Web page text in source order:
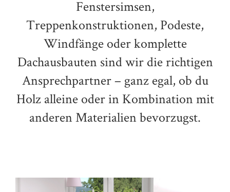
Fenstersimsen,
Treppenkonstruktionen, Podeste,
Windfänge oder komplette
Dachausbauten sind wir die richtigen
Ansprechpartner – ganz egal, ob du
Holz alleine oder in Kombination mit
anderen Materialien bevorzugst.